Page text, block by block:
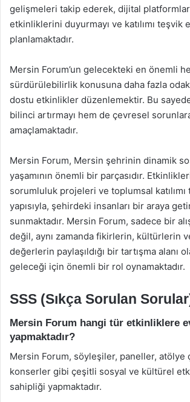
gelişmeleri takip ederek, dijital
etkinliklerini duyurmayı ve katılımı teşvik
planlamaktadır.
Mersin Forum’un gelecekteki en önemli
sürdürülebilirlik konusuna daha fazla
dostu etkinlikler düzenlemektir. Bu
bilinci artırmayı hem de çevresel
amaçlamaktadır.
Mersin Forum, Mersin şehrinin dinamik
yaşamının önemli bir parçasıdır.
sorumluluk projeleri ve toplumsal
yapısıyla, şehirdeki insanları bir araya
sunmaktadır. Mersin Forum, sadece bir
değil, aynı zamanda fikirlerin, kültürlerin
değerlerin paylaşıldığı bir tartışma alanı
geleceği için önemli bir rol oynamaktadır.
SSS (Sıkça Sorulan
Mersin Forum hangi tür etkinliklere
yapmaktadır?
Mersin Forum, söyleşiler, paneller, atölye
konserler gibi çeşitli sosyal ve kültürel
sahipliği yapmaktadır.